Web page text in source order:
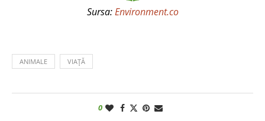
Sursa:Environment.co
ANIMALE VIAȚĂ
0